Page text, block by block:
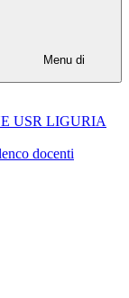
Menu di
USR LIGURIA
docenti